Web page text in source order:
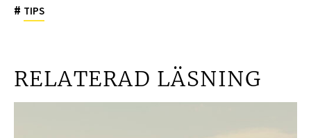
# TIPS
RELATERAD LÄSNING